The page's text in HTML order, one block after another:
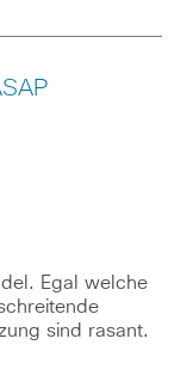
Egal welche
sind rasant.